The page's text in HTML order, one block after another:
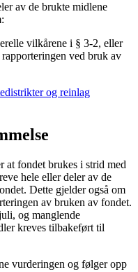
av de brukte midlene
vilkårene i § 3-2, eller
ved bruk av
og reinlag
at fondet brukes i strid med
hele eller deler av de
Dette gjelder også om
av bruken av fondet.
og manglende
kreves tilbakeført til
vurderingen og følger opp